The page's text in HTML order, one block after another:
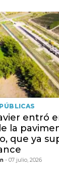
entró
la
que ya
- 07 julio, 2026